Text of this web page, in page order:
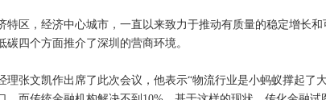
区，经济中心城市，一直以来致力于推动有质量的稳定增长和
四个方面推介了深圳的营商环境。
文凯作出席了此次会议，他表示“物流行业是小蚂蚁撑起了